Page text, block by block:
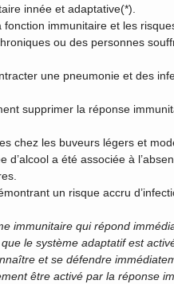
innée et adaptative(*).
immunitaire et les
ou des personnes
une pneumonie et des
supprimer la réponse
chez les buveurs légers et
a été associée à
un risque accru
immunitaire qui répond
le système adaptatif est
et se défendre
être activé par la réponse